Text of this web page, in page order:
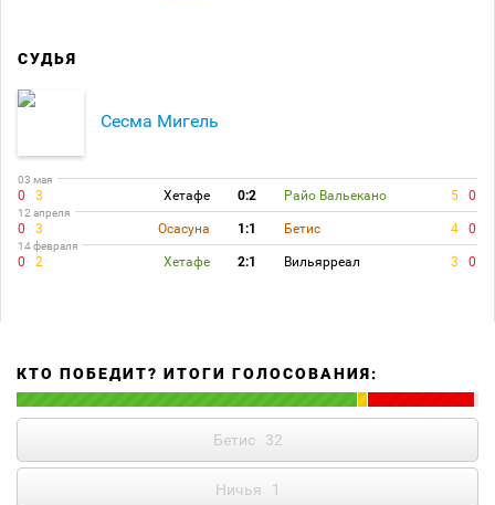
СУДЬЯ
Сесма Мигель
03 мая
0 3 Хетафе 0:2 Райо Вальекано 5 0
12 апреля
0 3 Осасуна 1:1 Бетис 4 0
14 февраля
0 2 Хетафе 2:1 Вильярреал 3 0
КТО ПОБЕДИТ? ИТОГИ ГОЛОСОВАНИЯ:
Бетис 32
Ничья 1